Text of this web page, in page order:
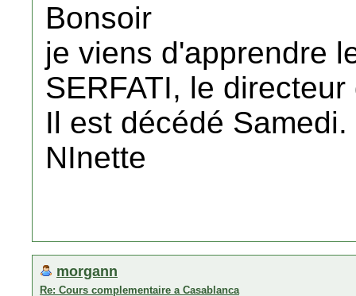
Bonsoir
je viens d'apprendre
SERFATI, le
Il est décédé
NInette
morgann
Re: Cours complementaire a Casablanca